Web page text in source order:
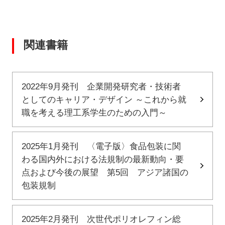
関連書籍
2022年9月発刊 企業開発研究者・技術者
としてのキャリア・デザイン ～これから就
職を考える理工系学生のための入門～
2025年1月発刊 〈電子版〉食品包装に関
わる国内外における法規制の最新動向・要
点および今後の展望 第5回 アジア諸国の
包装規制
2025年2月発刊 次世代ポリオレフィン総